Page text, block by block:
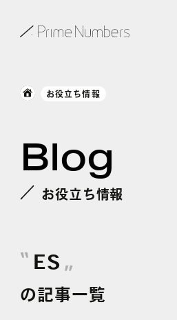
事例紹介
お役立ち情報
お役立ち情報
Blog
お役立ち情報
ES
の記事一覧